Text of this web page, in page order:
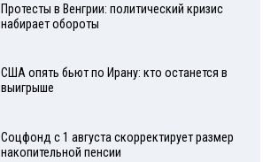
Протесты в Венгрии: политический кризис
набирает обороты
США опять бьют по Ирану: кто останется в
выигрыше
Соцфонд с 1 августа скорректирует размер
накопительной пенсии